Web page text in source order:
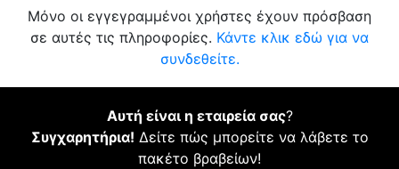
Μόνο οι εγγεγραμμένοι χρήστες έχουν πρόσβαση
σε αυτές τις πληροφορίες. Κάντε κλικ εδώ για να
συνδεθείτε.
Αυτή είναι η εταιρεία σας?
Συγχαρητήρια! Δείτε πώς μπορείτε να λάβετε το
πακέτο βραβείων!